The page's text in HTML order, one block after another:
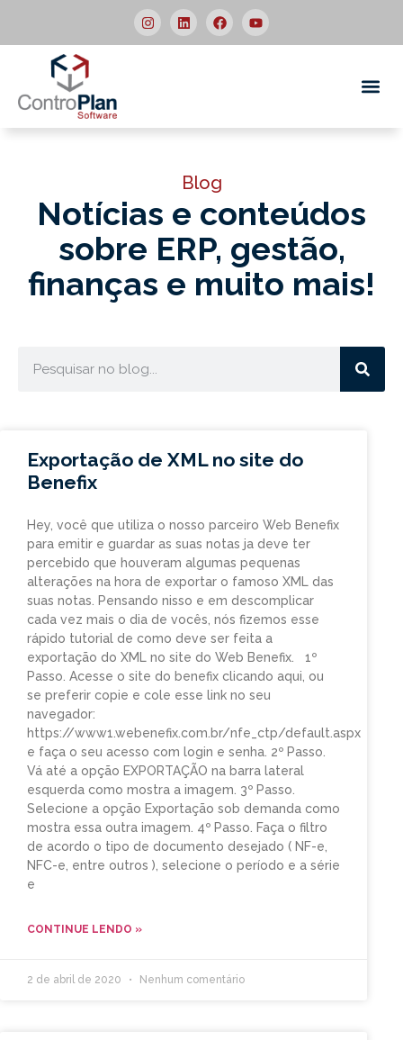
Blog
Notícias e conteúdos
sobre ERP, gestão,
finanças e muito mais!
Exportação de XML no site do
Benefix
Hey, você que utiliza o nosso parceiro Web Benefix
para emitir e guardar as suas notas ja deve ter
percebido que houveram algumas pequenas
alterações na hora de exportar o famoso XML das
suas notas. Pensando nisso e em descomplicar
cada vez mais o dia de vocês, nós fizemos esse
rápido tutorial de como deve ser feita a
exportação do XML no site do Web Benefix. 1º
Passo. Acesse o site do benefix clicando aqui, ou
se preferir copie e cole esse link no seu
navegador:
https://www1.webenefix.com.br/nfe_ctp/default.aspx
e faça o seu acesso com login e senha. 2º Passo.
Vá até a opção EXPORTAÇÃO na barra lateral
esquerda como mostra a imagem. 3º Passo.
Selecione a opção Exportação sob demanda como
mostra essa outra imagem. 4º Passo. Faça o filtro
de acordo o tipo de documento desejado ( NF-e,
NFC-e, entre outros ), selecione o período e a série
e
CONTINUE LENDO »
2 de abril de 2020 Nenhum comentário